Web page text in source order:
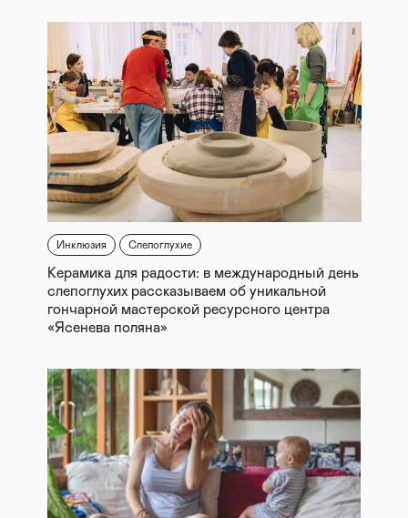
Инклюзия Слепоглухие
Керамика для радости: в международный день
слепоглухих рассказываем об уникальной
гончарной мастерской ресурсного центра
«Ясенева поляна»